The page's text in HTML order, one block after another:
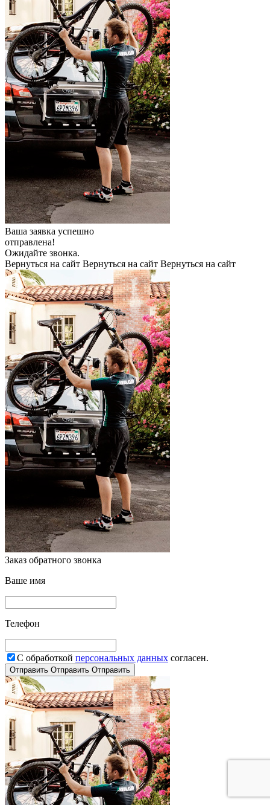
Ваша заявка успешно
отправлена!
Ожидайте звонка.
Вернуться на сайт Вернуться на сайт Вернуться на сайт
Заказ обратного звонка
Ваше имя
Телефон
С обработкой персональных данных согласен.
Отправить Отправить Отправить